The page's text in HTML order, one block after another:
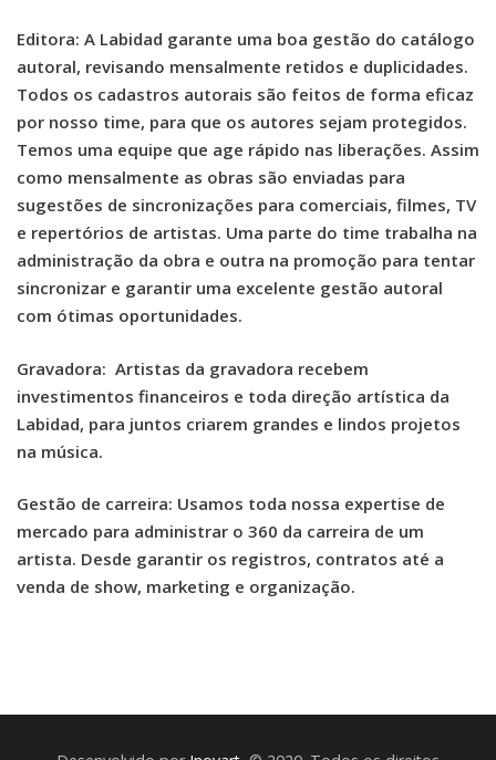
Editora: A Labidad garante uma boa gestão do catálogo
autoral, revisando mensalmente retidos e duplicidades.
Todos os cadastros autorais são feitos de forma eficaz
por nosso time, para que os autores sejam protegidos.
Temos uma equipe que age rápido nas liberações. Assim
como mensalmente as obras são enviadas para
sugestões de sincronizações para comerciais, filmes, TV
e repertórios de artistas. Uma parte do time trabalha na
administração da obra e outra na promoção para tentar
sincronizar e garantir uma excelente gestão autoral
com ótimas oportunidades.
Gravadora: Artistas da gravadora recebem
investimentos financeiros e toda direção artística da
Labidad, para juntos criarem grandes e lindos projetos
na música.
Gestão de carreira: Usamos toda nossa expertise de
mercado para administrar o 360 da carreira de um
artista. Desde garantir os registros, contratos até a
venda de show, marketing e organização.